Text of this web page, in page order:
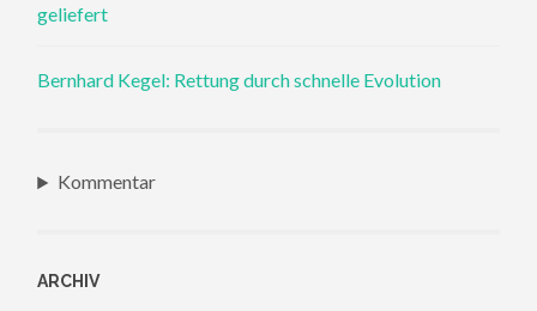
geliefert
Bernhard Kegel: Rettung durch schnelle Evolution
Kommentar
ARCHIV